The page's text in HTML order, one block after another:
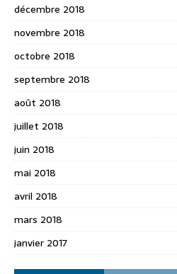
décembre 2018
novembre 2018
octobre 2018
septembre 2018
août 2018
juillet 2018
juin 2018
mai 2018
avril 2018
mars 2018
janvier 2017